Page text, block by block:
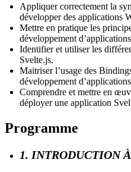
Appliquer correctement la
développer des applications
Mettre en pratique les
développement
Identifier et utiliser les
Svelte.js.
Maitriser l’usage des
développement
Comprendre et mettre en
déployer une application
Programme
1. INTRODUCTION